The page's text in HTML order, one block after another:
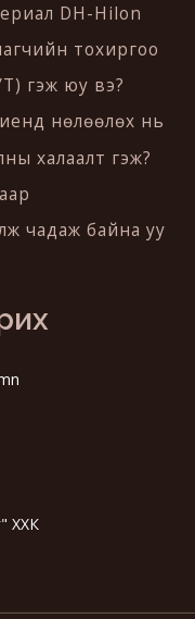
DH-Hilon
тохиргоо
гэж юу вэ?
нөлөөлөх нь
халаалт гэж?
чадаж байна уу
ХХК